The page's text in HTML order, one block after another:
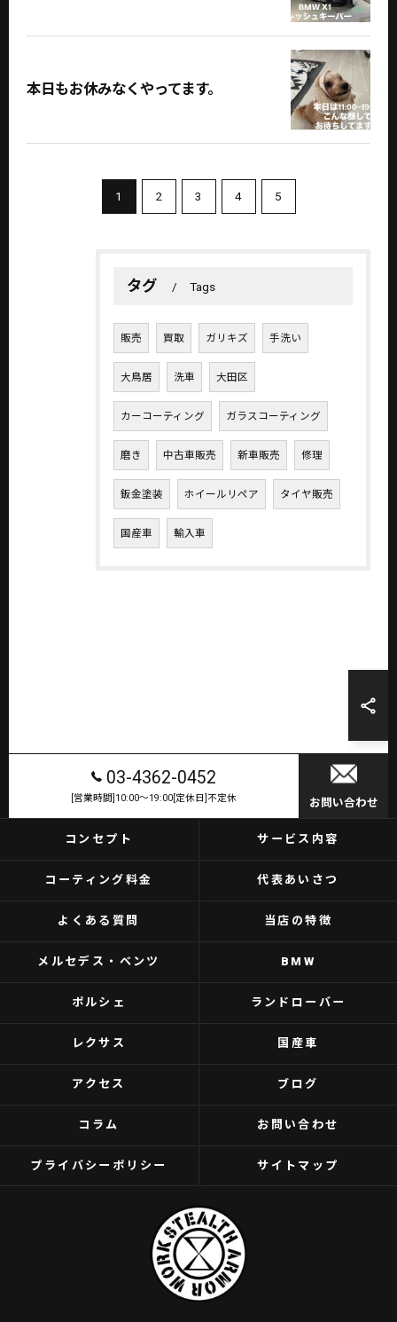
本日もお休みなくやってます。
1 2 3 4 5
タグ Tags
販売 買取 ガリキズ 手洗い
大鳥居 洗車 大田区
カーコーティング ガラスコーティング
磨き 中古車販売 新車販売 修理
鈑金塗装 ホイールリペア タイヤ販売
国産車 輸入車
03-4362-0452
[営業時間]10:00～19:00[定休日]不定休 お問い合わせ
コンセプト サービス内容
コーティング料金 代表あいさつ
よくある質問 当店の特徴
メルセデス・ベンツ BMW
ポルシェ ランドローバー
レクサス 国産車
アクセス ブログ
コラム お問い合わせ
プライバシーポリシー サイトマップ